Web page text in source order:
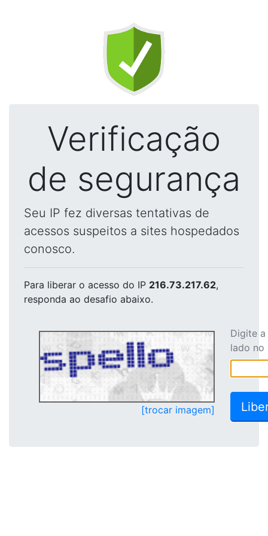
Verificação
de segurança
Seu IP fez diversas tentativas de
acessos suspeitos a sites hospedados
conosco.
Para liberar o acesso do IP 216.73.217.62,
responda ao desafio abaixo.
[trocar imagem]
Digite
lado no